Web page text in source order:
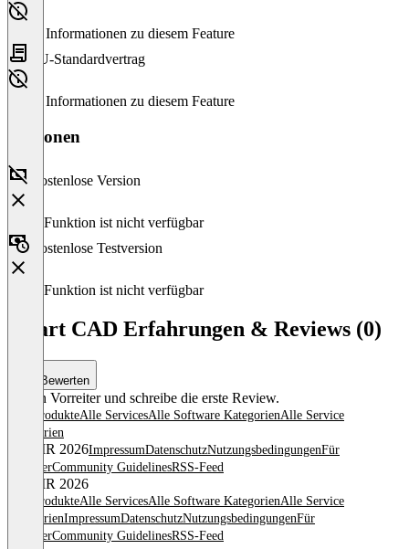
Keine Informationen zu diesem Feature
EU-Standardvertrag
Keine Informationen zu diesem Feature
Versionen
Kostenlose Version
Diese Funktion ist nicht verfügbar
Kostenlose Testversion
Diese Funktion ist nicht verfügbar
Smart CAD Erfahrungen & Reviews (0)
Bewerten
Sei ein Vorreiter und schreibe die erste Review.
Alle ProdukteAlle ServicesAlle Software KategorienAlle Service
Kategorien
© OMR 2026ImpressumDatenschutzNutzungsbedingungenFür
AnbieterCommunity GuidelinesRSS-Feed
© OMR 2026
Alle ProdukteAlle ServicesAlle Software KategorienAlle Service
KategorienImpressumDatenschutzNutzungsbedingungenFür
AnbieterCommunity GuidelinesRSS-Feed